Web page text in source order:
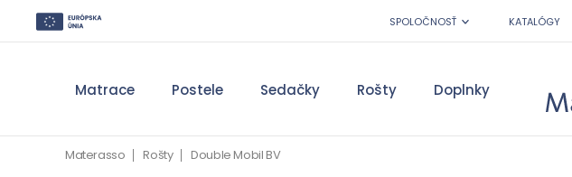
SPOLOČNOSŤ KATALÓGY
Matrace Postele Sedačky Rošty Doplnky
Materasso Rošty Double Mobil BV